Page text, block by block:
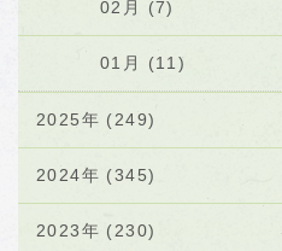
02月 (7)
01月 (11)
2025年 (249)
2024年 (345)
2023年 (230)